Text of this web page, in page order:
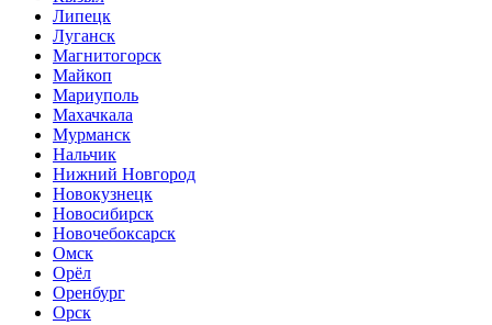
Липецк
Луганск
Магнитогорск
Майкоп
Мариуполь
Махачкала
Мурманск
Нальчик
Нижний Новгород
Новокузнецк
Новосибирск
Новочебоксарск
Омск
Орёл
Оренбург
Орск